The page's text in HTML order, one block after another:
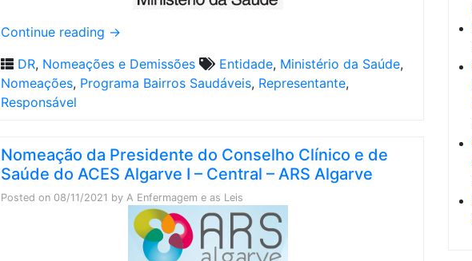
Continue reading →
DR, Nomeações e Demissões Entidade, Ministério da Saúde,
Nomeações, Programa Bairros Saudáveis, Representante,
Responsável
Nomeação da Presidente do Conselho Clínico e de
Saúde do ACES Algarve I – Central – ARS Algarve
Posted on 08/11/2021 by A Enfermagem e as Leis